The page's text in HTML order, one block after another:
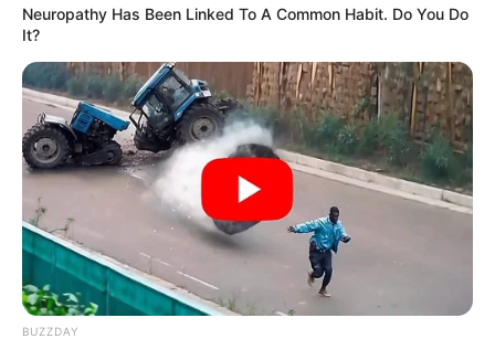
Neuropathy Has Been Linked To A Common Habit. Do You Do
It?
BUZZDAY